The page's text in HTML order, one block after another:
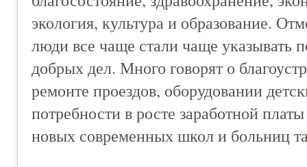
экология, культура и образование.
люди все чаще стали чаще указывать
добрых дел. Много говорят о
ремонте проездов, оборудовании
потребности в росте заработной
новых современных школ и больниц